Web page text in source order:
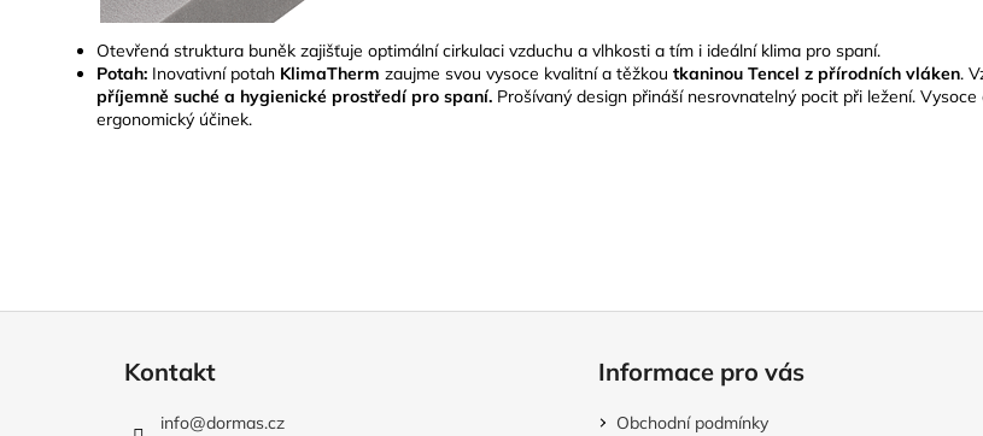
Otevřená struktura buněk zajišťuje optimální cirkulaci vzduchu a vlhkosti a tím i ideální klima pro spaní.
Potah: Inovativní potah KlimaTherm zaujme svou vysoce kvalitní a těžkou tkaninou Tencel z přírodních vláken.
příjemně suché a hygienické prostředí pro spaní. Prošívaný design přináší nesrovnatelný pocit při ležení.
ergonomický účinek.
Kontakt
info@dormas.cz
Informace pro vás
Obchodní podmínky